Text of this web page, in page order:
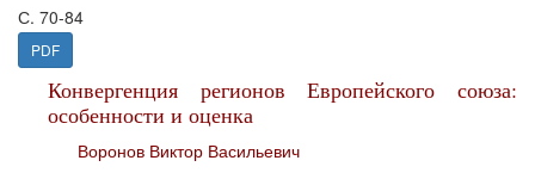
С. 70-84
PDF
Конвергенция регионов Европейского союза:
особенности и оценка
Воронов Виктор Васильевич